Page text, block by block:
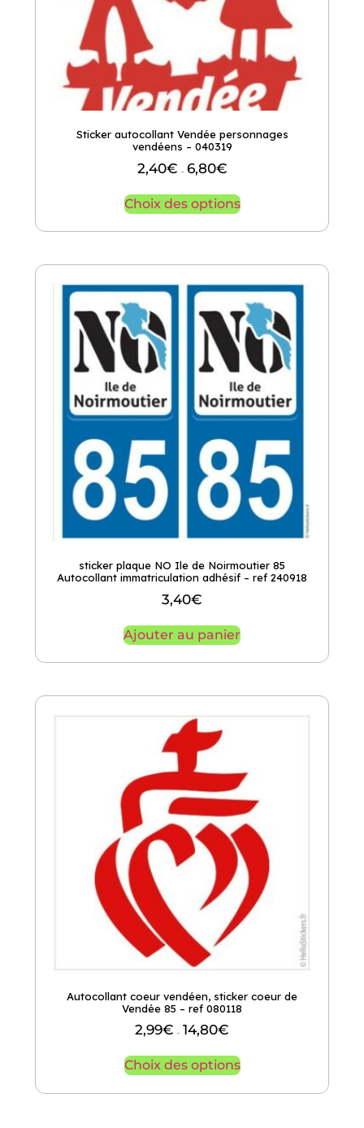
Sticker autocollant Vendée personnages
vendéens – 040319
2,40€ – 6,80€
Choix des options
sticker plaque NO Ile de Noirmoutier 85
Autocollant immatriculation adhésif – ref 240918
3,40€
Ajouter au panier
Autocollant coeur vendéen, sticker coeur de
Vendée 85 – ref 080118
2,99€ – 14,80€
Choix des options